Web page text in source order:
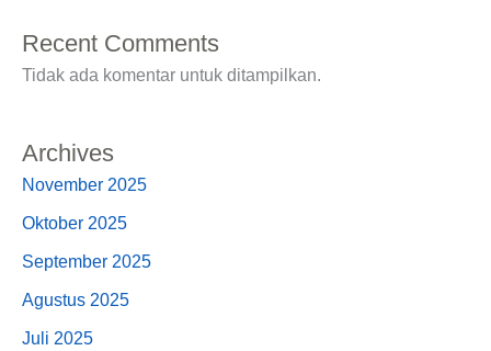
Recent Comments
Tidak ada komentar untuk ditampilkan.
Archives
November 2025
Oktober 2025
September 2025
Agustus 2025
Juli 2025